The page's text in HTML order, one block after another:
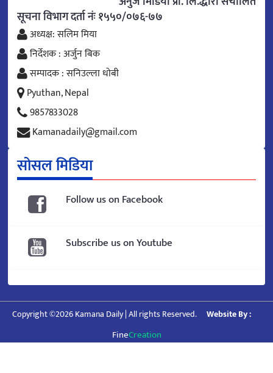
सूचना विभाग दर्ता नंः १५५०/०७६-७७
अध्यक्ष: सलिम मिया
निर्देशक : अर्जुन बिक
सम्पादक : सनिउल्ला धोबी
Pyuthan, Nepal
9857833028
Kamanadaily@gmail.com
सोसल मिडिया
Follow us on Facebook
Subscribe us on Youtube
Copyright ©2026 Kamana Daily | All rights Reserved. Website By :
FineCreation